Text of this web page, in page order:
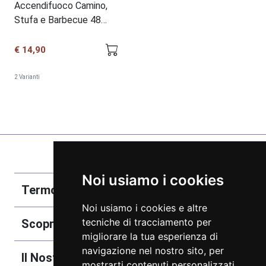
Noi usiamo i cookies
Noi usiamo i cookies e altre
tecniche di tracciamento per
migliorare la tua esperienza di
navigazione nel nostro sito, per
Accendifuoco Camino,
Stufa e Barbecue 48
€ 14,90
2 Varianti
Termobozzo Srl
Scoprici
Il Nostro Catalogo